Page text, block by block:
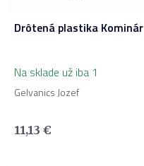
Drôtená plastika Kominár
Na sklade už iba 1
Gelvanics Jozef
11,13 €